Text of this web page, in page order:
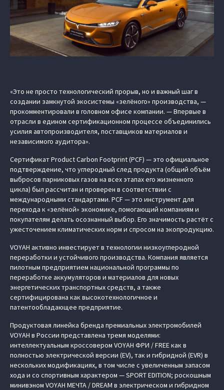
«Это не просто технологический прорыв, но и важный шаг в
создании замкнутой экосистемы «зелёного» производства, —
прокомментировали в головном офисе компании. — Впервые в
отрасли в едином сертификационном процессе объединились
усилия автопроизводителя, поставщиков материалов и
независимого аудитора».
Сертификат Product Carbon Footprint (PCF) — это официальное
подтверждение, что углеродный след продукта (общий объём
выбросов парниковых газов на всех этапах его жизненного
цикла) был рассчитан и проверен в соответствии с
международными стандартами. PCF — это инструмент для
перехода к «зелёной» экономике, помогающий компаниям и
покупателям делать осознанный выбор. Его значимость растёт с
ужесточением климатических норм и спросом на экопродукцию.
VOYAH активно инвестирует в технологии низкоуглеродной
переработки и устойчивого производства. Компания является
пилотным предприятием национальной программы по
переработке аккумуляторов и материалов для новых
энергетических транспортных средств, а также
сертифицирована как высокотехнологичное и
патентообладающее предприятие.
Продуктовая линейка бренда премиальных электромобилей
VOYAH в России представлена тремя моделями:
интеллектуальным кроссовером VOYAH ФРИ / FREE как в
полностью электрической версии (EV), так и гибридной (EVR) в
нескольких модификациях, в том числе с увеличенным запасом
хода и со спортивным характером — SPORT EDITION; роскошным
минивэном VOYAH МЕЧТА / DREAM в электрическом и гибридном